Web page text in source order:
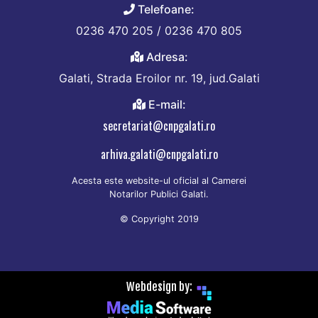
Telefoane:
0236 470 205 / 0236 470 805
Adresa:
Galati, Strada Eroilor nr. 19, jud.Galati
E-mail:
secretariat@cnpgalati.ro
arhiva.galati@cnpgalati.ro
Acesta este website-ul oficial al Camerei
Notarilor Publici Galati.
© Copyright 2019
Webdesign by: